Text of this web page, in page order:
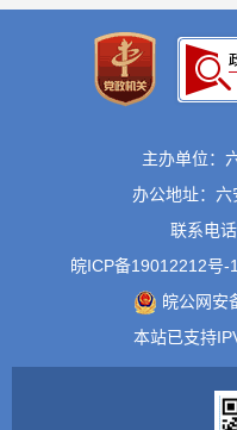
主办单位：
办公地址：
联系电
皖ICP备19012212号-1
皖公网安
本站已支持